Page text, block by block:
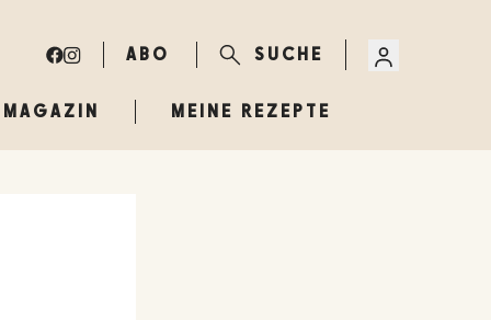
ABO SUCHE
MAGAZIN MEINE REZEPTE